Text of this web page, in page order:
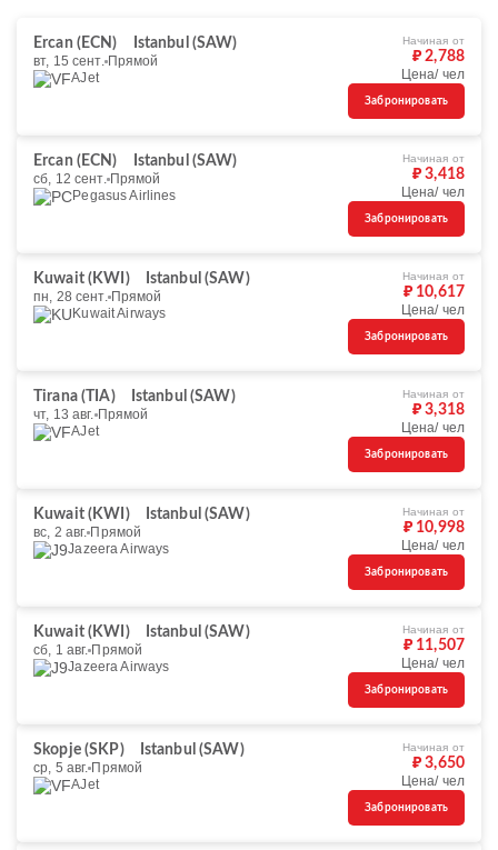
Ercan (ECN)
Istanbul (SAW)
вт, 15 сент. Прямой
AJet
Начиная от
₽ 2,788
Цена/ чел
Забронировать
Ercan (ECN)
Istanbul (SAW)
сб, 12 сент. Прямой
Pegasus Airlines
Начиная от
₽ 3,418
Цена/ чел
Забронировать
Kuwait (KWI)
Istanbul (SAW)
пн, 28 сент. Прямой
Kuwait Airways
Начиная от
₽ 10,617
Цена/ чел
Забронировать
Tirana (TIA)
Istanbul (SAW)
чт, 13 авг. Прямой
AJet
Начиная от
₽ 3,318
Цена/ чел
Забронировать
Kuwait (KWI)
Istanbul (SAW)
вс, 2 авг. Прямой
Jazeera Airways
Начиная от
₽ 10,998
Цена/ чел
Забронировать
Kuwait (KWI)
Istanbul (SAW)
сб, 1 авг. Прямой
Jazeera Airways
Начиная от
₽ 11,507
Цена/ чел
Забронировать
Skopje (SKP)
Istanbul (SAW)
ср, 5 авг. Прямой
AJet
Начиная от
₽ 3,650
Цена/ чел
Забронировать